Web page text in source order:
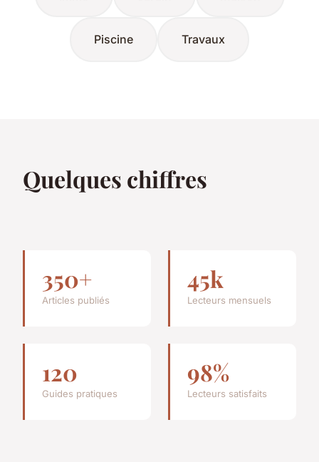
Piscine Travaux
Quelques chiffres
350+
Articles publiés
45k
Lecteurs mensuels
120
Guides pratiques
98%
Lecteurs satisfaits